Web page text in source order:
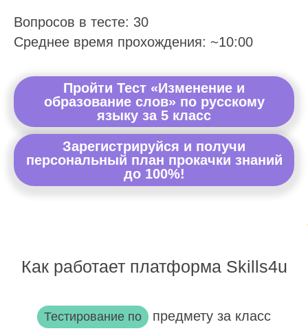
Вопросов в тесте: 30
Среднее время прохождения: ~10:00
Пройти Тест «Изменение и
образование слов» по русскому
языку за 5 класс
Зарегистрируйся и получи
персональный план прокачки знаний
до 100%!
Как работает платформа Skills4u
Тестирование по предмету за класс